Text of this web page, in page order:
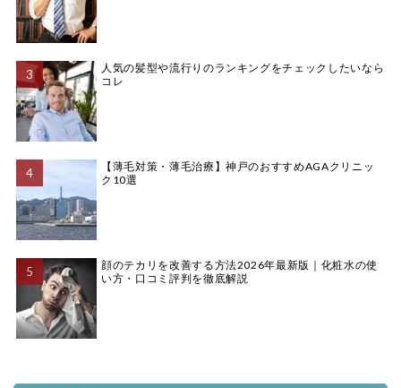
人気の髪型や流行りのランキングをチェックしたいなら
コレ
【薄毛対策・薄毛治療】神戸のおすすめAGAクリニッ
ク10選
顔のテカリを改善する方法2026年最新版｜化粧水の使
い方・口コミ評判を徹底解説